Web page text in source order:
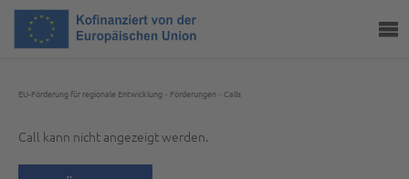
EU-Förderung für regionale Entwicklung Förderungen Calls
Call kann nicht angezeigt werden.